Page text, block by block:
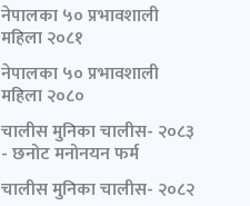
नेपालका ५० प्रभावशाली
महिला २०८१
नेपालका ५० प्रभावशाली
महिला २०८०
चालीस मुनिका चालीस- २०८३
- छनोट मनोनयन फर्म
चालीस मुनिका चालीस- २०८२